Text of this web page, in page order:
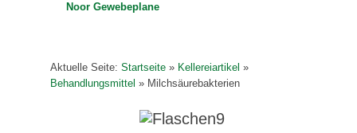
Noor Gewebeplane
Aktuelle Seite:Startseite » Kellereiartikel »
Behandlungsmittel » Milchsäurebakterien